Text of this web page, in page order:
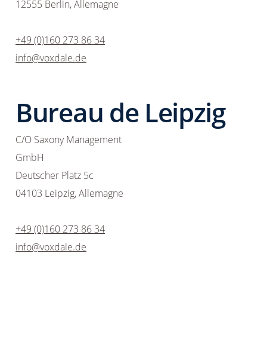
12555 Berlin, Allemagne
+49 (0)160 273 86 34
info@voxdale.de
Bureau de Leipzig
C/O Saxony Management
GmbH
Deutscher Platz 5c
04103 Leipzig, Allemagne
+49 (0)160 273 86 34
info@voxdale.de